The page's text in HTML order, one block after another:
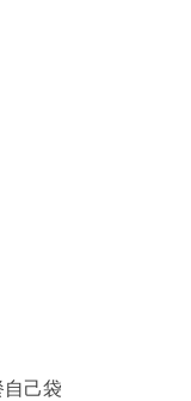
己袋